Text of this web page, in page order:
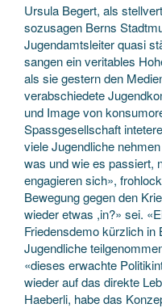
Ursula Begert, als
sozusagen Berns
Jugendamtsleiter quasi
sangen ein veritables
als sie gestern den
verabschiedete
und Image von
Spassgesellschaft
viele Jugendliche
was und wie es passiert,
engagieren sich»,
Bewegung gegen den
wieder etwas ,in?» sei.
Friedensdemo kürzlich in
Jugendliche
«dieses erwachte
wieder auf das direkte
Haeberli, habe das